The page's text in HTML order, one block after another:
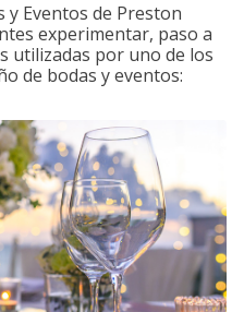
y Eventos de Preston
experimentar, paso a
utilizadas por uno de los
de bodas y eventos: